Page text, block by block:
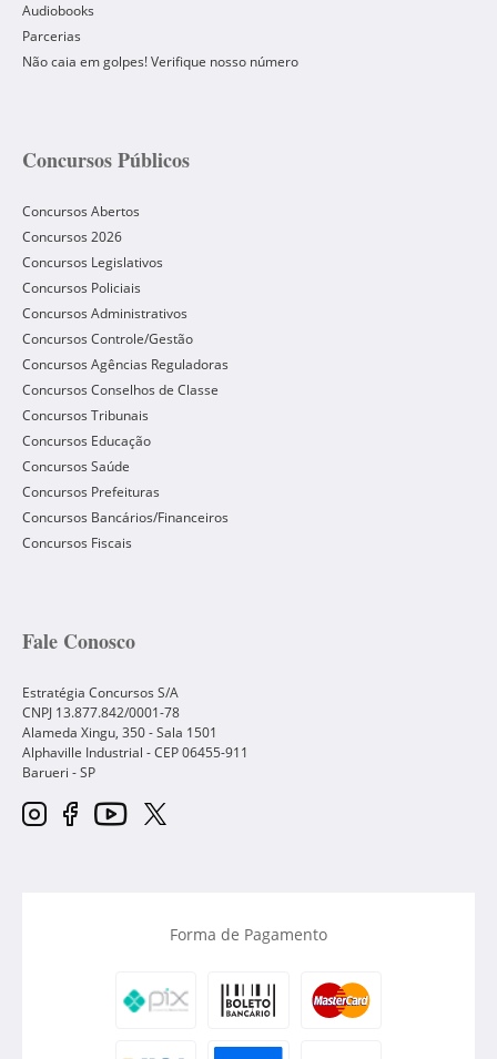
Audiobooks
Parcerias
Não caia em golpes! Verifique nosso número
Concursos Públicos
Concursos Abertos
Concursos 2026
Concursos Legislativos
Concursos Policiais
Concursos Administrativos
Concursos Controle/Gestão
Concursos Agências Reguladoras
Concursos Conselhos de Classe
Concursos Tribunais
Concursos Educação
Concursos Saúde
Concursos Prefeituras
Concursos Bancários/Financeiros
Concursos Fiscais
Fale Conosco
Estratégia Concursos S/A
CNPJ 13.877.842/0001-78
Alameda Xingu, 350 - Sala 1501
Alphaville Industrial - CEP06455-911
Barueri -SP
Forma de Pagamento